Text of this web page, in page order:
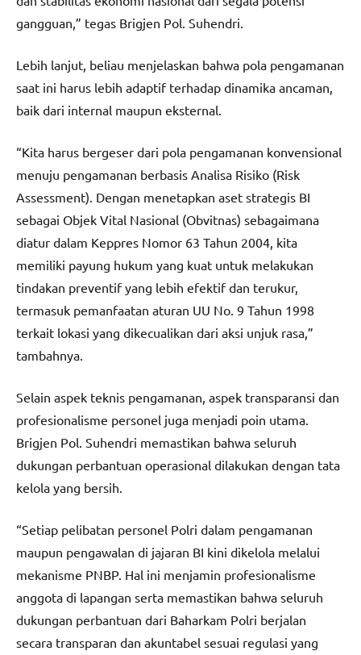
gangguan,” tegas Brigjen Pol. Suhendri.
Lebih lanjut, beliau menjelaskan bahwa pola pengamanan
saat ini harus lebih adaptif terhadap dinamika ancaman,
baik dari internal maupun eksternal.
“Kita harus bergeser dari pola pengamanan konvensional
menuju pengamanan berbasis Analisa Risiko (Risk
Assessment). Dengan menetapkan aset strategis BI
sebagai Objek Vital Nasional (Obvitnas) sebagaimana
diatur dalam Keppres Nomor 63 Tahun 2004, kita
memiliki payung hukum yang kuat untuk melakukan
tindakan preventif yang lebih efektif dan terukur,
termasuk pemanfaatan aturan UU No. 9 Tahun 1998
terkait lokasi yang dikecualikan dari aksi unjuk rasa,”
tambahnya.
Selain aspek teknis pengamanan, aspek transparansi dan
profesionalisme personel juga menjadi poin utama.
Brigjen Pol. Suhendri memastikan bahwa seluruh
dukungan perbantuan operasional dilakukan dengan tata
kelola yang bersih.
“Setiap pelibatan personel Polri dalam pengamanan
maupun pengawalan di jajaran BI kini dikelola melalui
mekanisme PNBP. Hal ini menjamin profesionalisme
anggota di lapangan serta memastikan bahwa seluruh
dukungan perbantuan dari Baharkam Polri berjalan
secara transparan dan akuntabel sesuai regulasi yang